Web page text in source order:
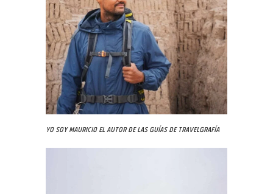
Yo soy Mauricio el autor de las guías de Travelgrafía